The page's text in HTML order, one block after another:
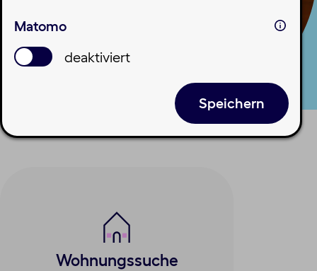
Matomo
deaktiviert
Speichern
Wohnungssuche